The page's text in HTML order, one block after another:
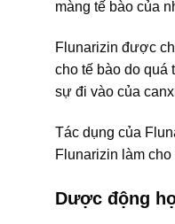
màng tế bào của
Flunarizin được
cho tế bào do quá
sự đi vào của
Tác dụng của
Flunarizin làm
Dược động